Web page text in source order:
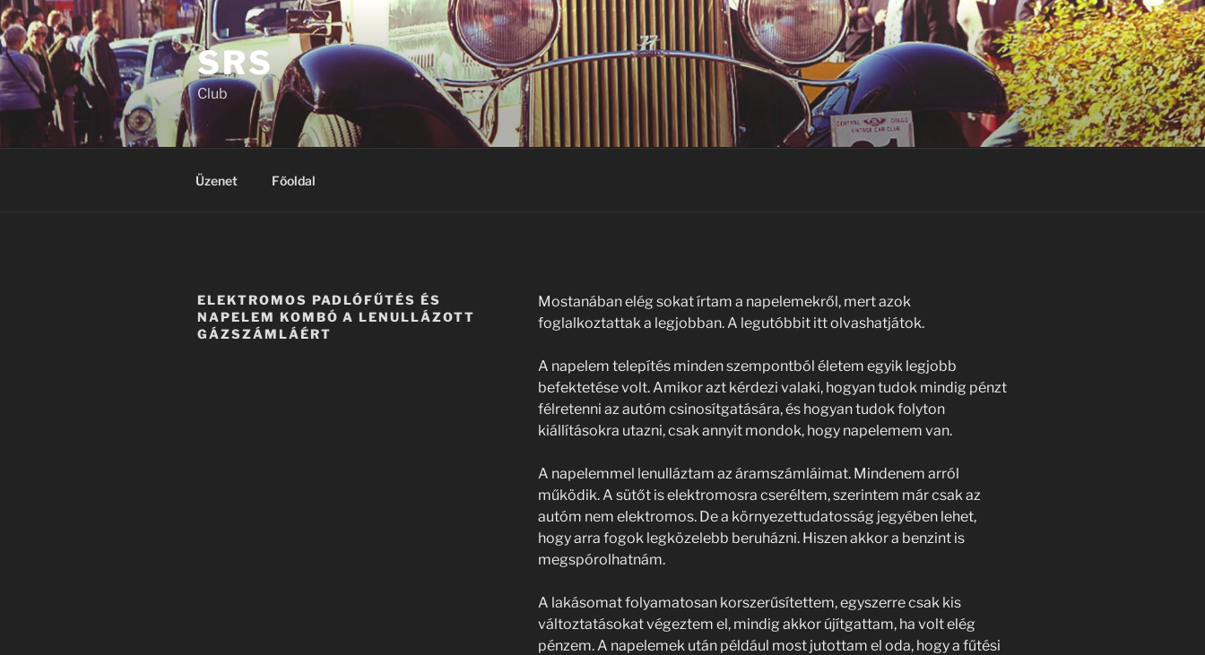
Tartalomhoz
SRS
Club
Üzenet Főoldal
ELEKTROMOS PADLÓFŰTÉS ÉS
NAPELEM KOMBÓ A LENULLÁZOTT
GÁZSZÁMLÁÉRT
Mostanában elég sokat írtam a napelemekről, mert azok
foglalkoztattak a legjobban. A legutóbbit itt olvashatjátok.
A napelem telepítés minden szempontból életem egyik legjobb
befektetése volt. Amikor azt kérdezi valaki, hogyan tudok mindig pénzt
félretenni az autóm csinosítgatására, és hogyan tudok folyton
kiállításokra utazni, csak annyit mondok, hogy napelemem van.
A napelemmel lenulláztam az áramszámláimat. Mindenem arról
működik. A sütőt is elektromosra cseréltem, szerintem már csak az
autóm nem elektromos. De a környezettudatosság jegyében lehet,
hogy arra fogok legközelebb beruházni. Hiszen akkor a benzint is
megspórolhatnám.
A lakásomat folyamatosan korszerűsítettem, egyszerre csak kis
változtatásokat végeztem el, mindig akkor újítgattam, ha volt elég
pénzem. A napelemek után például most jutottam el oda, hogy a fűtési